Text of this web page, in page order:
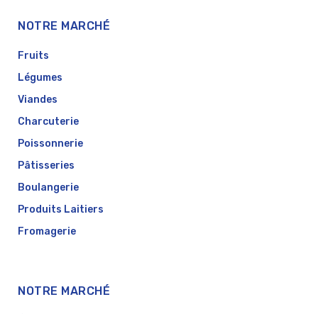
NOTRE MARCHÉ
Fruits
Légumes
Viandes
Charcuterie
Poissonnerie
Pâtisseries
Boulangerie
Produits Laitiers
Fromagerie
NOTRE MARCHÉ